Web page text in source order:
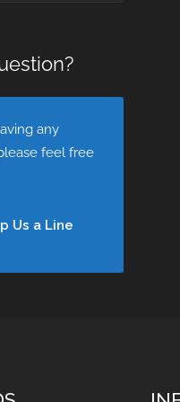
any
feel free
Us a Line